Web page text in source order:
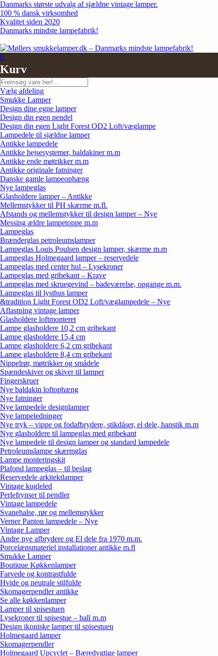
Skip
to
content
Danmarks største udvalg af sjældne vintage lamper.
100 % dansk virksomhed
Kvalitet siden 2020
Danmarks mindste lampefabrik!
0
Kurv
Søg
Vælg afdeling
Smukke Lamper
Design dine egne lamper
Design din egen pendel
Design din egen Light Forest OD2 Loft/væglampe
Lampedele til sjældne lamper
Antikke lampedele
Antikke hejsesystemer, baldakiner m.m
Antikke ende møtrikker m.m
Antikke originale fatninger
Danske gamle lampeophæng
Nye lampeglas
Glasholdere lamper – Antikke
Mellemstykker til PH skærme m.fl.
Afstands og mellemstykker til design lamper – Nye
Messing ældre lampetoppe m.m
Lampeglas
Brænderglas petroleumslamper
Lampeglas Louis Poulsen design lamper, skærme m.m
Lampeglas Holmegaard lamper – reservedele
Lampeglas med center hul – Lysekroner
Lampeglas med gribekant – Krave
Lampeglas med skruegevind – badeværelse, opgange m.m.
Lampeglas til lysthus lamper
&tradition Light Forest OD2 Loft/væglampedele – Nye
Aflastning vintage lamper
Glasholdere loftmonteret
Lampe glasholdere 10,2 cm gribekant
Lampe glasholdere 15,4 cm
Lampe glasholdere 6,2 cm gribekant
Lampe glasholdere 8,4 cm gribekant
Nippelrør, møtrikker og smådele
Spændeskiver og skiver til lamper
Fingerskruer
Nye baldakin loftophæng
Nye fatninger
Nye lampedele designlamper
Nye lampeledninger
Nye tryk – vippe og fodafbrydere, stikdåser, el dele, hanstik m.m
Nye glasholdere til lampeglas med gribekant
Nye lampedele til design lamper og standard lampedele
Petroleumslampe skærmglas
Lampe monteringskit
Plafond lampeglas – til beslag
Reservedele arkitektlamper
Vintage kugleled
Perlefrynser til pendler
Vintage lampedele
Svanehalse, rør og mellemstykker
Verner Panton lampedele – Nye
Vintage Lamper
Andre nye afbrydere og El dele fra 1970 m.m.
Porcelænsmateriel installationer antikke m.fl
Smukke Lamper
Boutique Køkkenlamper
Farvede og kontrastfulde
Hvide og neutrale stilfulde
Skomagerpendler antikke
Se alle køkkenlamper
Lamper til spisestuen
Lysekroner til spisestue – hall m.m
Design ikoniske lamper til spisestuen
Holmegaard lamper
Skomagerpendler
Holmegaard Upcyclet – Bæredygtige lamper